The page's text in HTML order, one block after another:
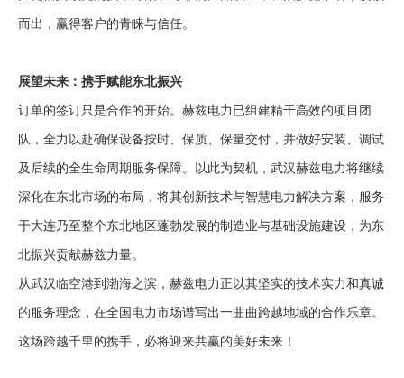
而出，赢得客户的青睐与信任。
展望未来：携手赋能东北振兴
订单的签订只是合作的开始。赫兹电力已组建精干高效的项目团
队，全力以赴确保设备按时、保质、保量交付，并做好安装、调试
及后续的全生命周期服务保障。以此为契机，武汉赫兹电力将继续
深化在东北市场的布局，将其创新技术与智慧电力解决方案，服务
于大连乃至整个东北地区蓬勃发展的制造业与基础设施建设，为东
北振兴贡献赫兹力量。
从武汉临空港到渤海之滨，赫兹电力正以其坚实的技术实力和真诚
的服务理念，在全国电力市场谱写出一曲曲跨越地域的合作乐章。
这场跨越千里的携手，必将迎来共赢的美好未来！